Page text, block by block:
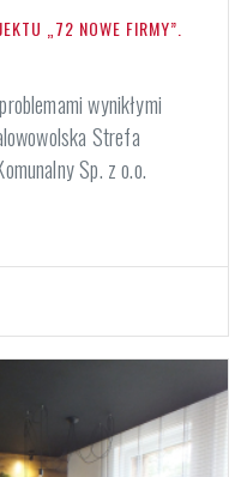
„72 NOWE FIRMY”.
wynikłymi
Strefa
Sp. z o.o.